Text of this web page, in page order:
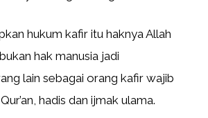
hukum kafir itu haknya Allah
hak manusia jadi
lain sebagai orang kafir wajib
hadis dan ijmak ulama.